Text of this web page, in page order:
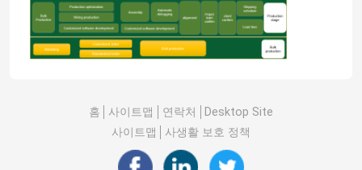
홈 사이트맵 연락처
Desktop Site
사이트맵
사생활 보호 정책